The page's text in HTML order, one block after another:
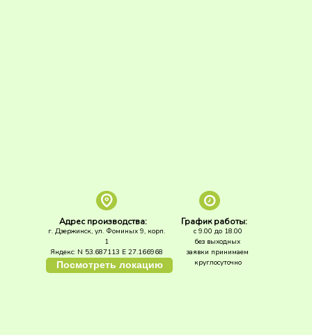
График работы:
с 9.00 до 18.00
без выходных
заявки принимаем
круглосуточно
Адрес производства:
г. Дзержинск, ул. Фоминых 9, корп.
1
Яндекс: N 53.687113 E 27.166968
Посмотреть локацию